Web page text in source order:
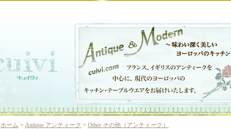
ホーム > Antique アンティーク > Other その他（アンティーク）